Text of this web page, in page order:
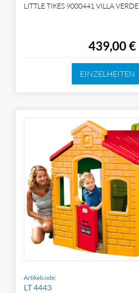
LITTLE TIKES 9000441 VILLA VERDE
439,00 €
EINZELHEITEN
Artikelcode:
LT 4443